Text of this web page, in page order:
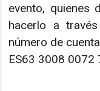
evento, quienes
hacerlo a
número de
ES63 3008 0072